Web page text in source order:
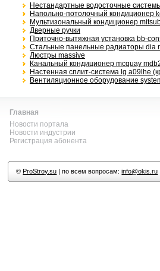
Нестандартные водосточные
Напольно-потолочный кондиционер
Мультизональный кондиционер
Дверные ручки
Приточно-вытяжная установка bb-
Стальные панельные радиаторы dia
Люстры massive
Канальный кондиционер mcquay
Настенная сплит-система lg a09lhe
Вентиляционное оборудование
Главная
Новости портала
Новости индустрии
Регистрация абонента
©ProStroy.su | по всем вопросам:info@okis.ru